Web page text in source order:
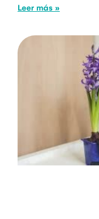
Leer más »